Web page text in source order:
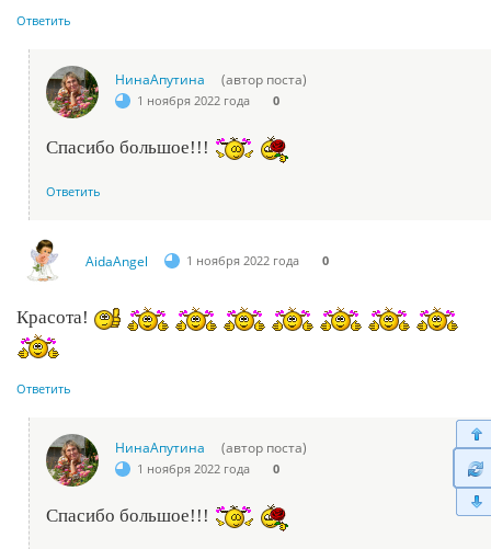
Ответить
НинаАпутина (автор поста)
1 ноября 2022 года 0
Спасибо большое!!!
Ответить
AidaAngel 1 ноября 2022 года 0
Красота!
Ответить
НинаАпутина (автор поста)
1 ноября 2022 года 0
Спасибо большое!!!